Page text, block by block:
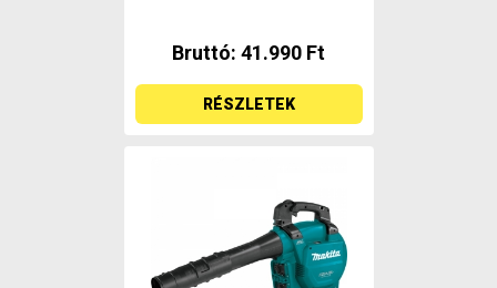
Bruttó: 41.990 Ft
RÉSZLETEK